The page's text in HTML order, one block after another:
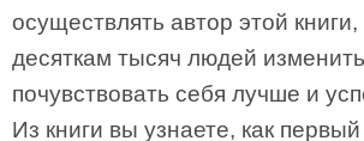
осуществлять автор этой
десяткам тысяч людей
почувствовать себя лучше и
Из книги вы узнаете, как